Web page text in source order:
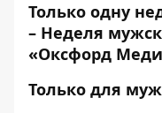
Только одну
– Неделя
«Оксфорд
Только для